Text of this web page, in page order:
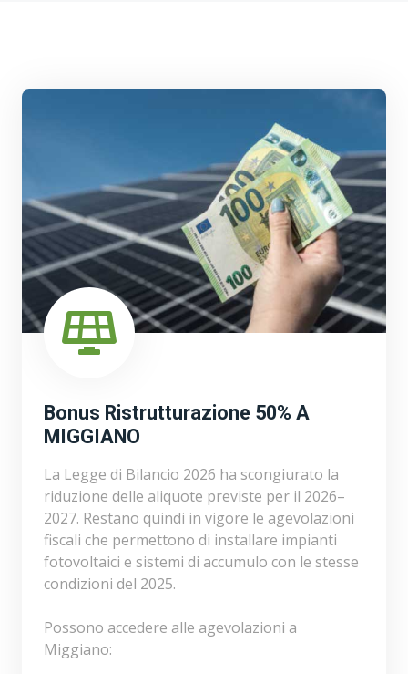
Bonus Ristrutturazione 50% A
MIGGIANO
La Legge di Bilancio 2026 ha scongiurato la
riduzione delle aliquote previste per il 2026–
2027. Restano quindi in vigore le agevolazioni
fiscali che permettono di installare impianti
fotovoltaici e sistemi di accumulo con le stesse
condizioni del 2025.
Possono accedere alle agevolazioni a
Miggiano: